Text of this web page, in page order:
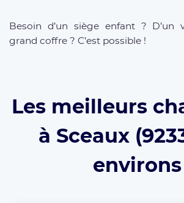
Besoin d’un siège enfant ? D’un
grand coffre ? C’est possible !
Les meilleurs
à Sceaux
environs